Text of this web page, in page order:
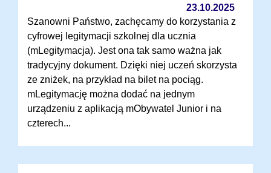
23.10.2025
Szanowni Państwo, zachęcamy do korzystania z
cyfrowej legitymacji szkolnej dla ucznia
(mLegitymacja). Jest ona tak samo ważna jak
tradycyjny dokument. Dzięki niej uczeń skorzysta
ze zniżek, na przykład na bilet na pociąg.
mLegitymację można dodać na jednym
urządzeniu z aplikacją mObywatel Junior i na
czterech...